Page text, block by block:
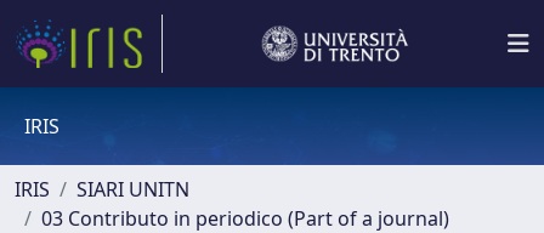
IRIS
IRIS
SIARI UNITN
03 Contributo in periodico (Part of a journal)